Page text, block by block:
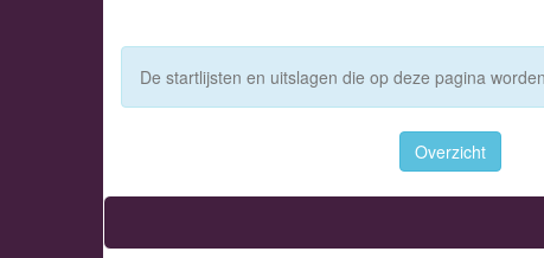
De startlijsten en uitslagen die op deze pagina
Overzicht